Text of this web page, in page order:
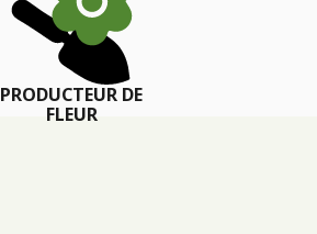
PRODUCTEUR DE
FLEUR